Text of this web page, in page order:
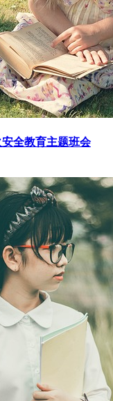
全教育主题班会